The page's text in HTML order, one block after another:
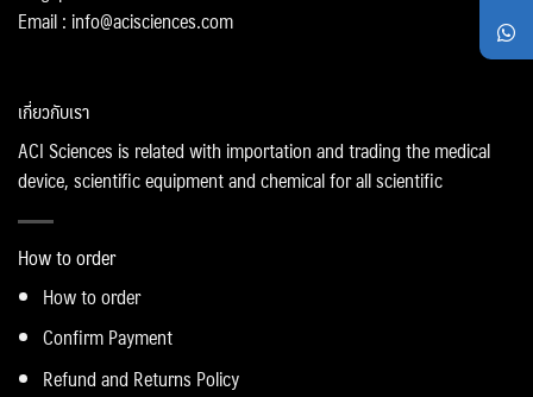
Email : info@acisciences.com
เกี่ยวกับเรา
ACI Sciences is related with importation and trading the medical
device, scientific equipment and chemical for all scientific
How to order
How to order
Confirm Payment
Refund and Returns Policy